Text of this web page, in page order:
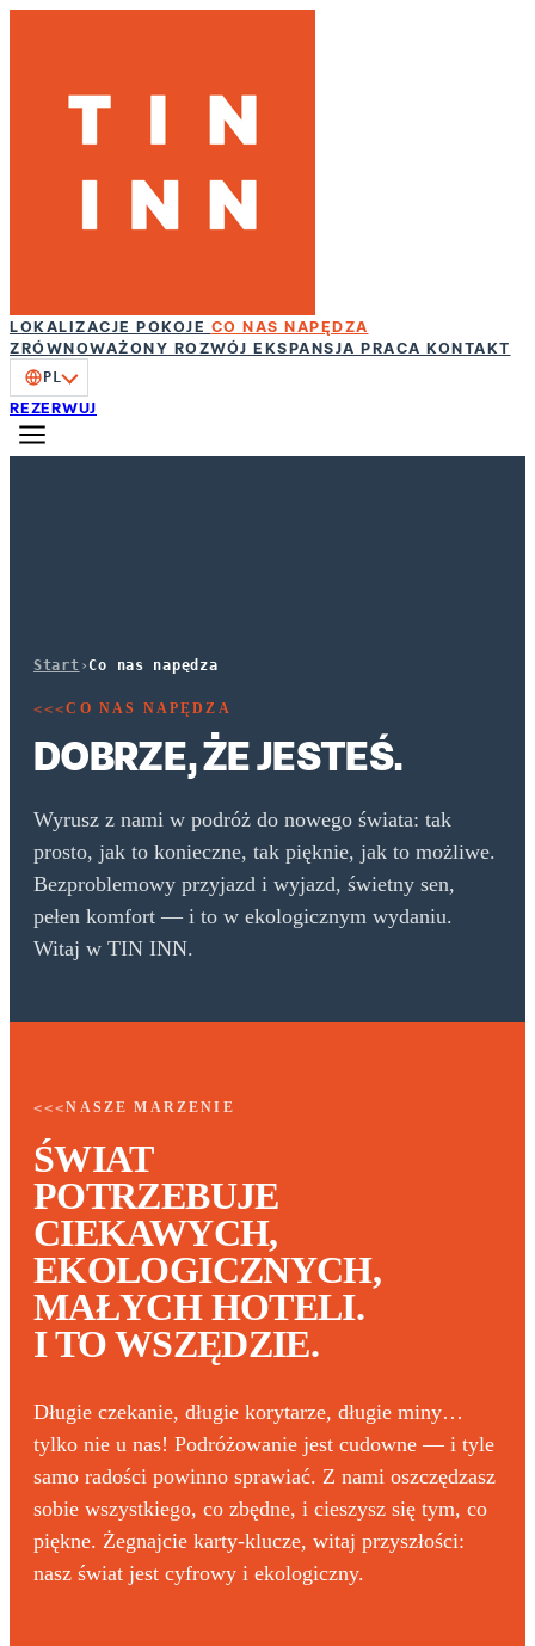
LOKALIZACJE POKOJE CO NAS NAPĘDZA
ZRÓWNOWAŻONY ROZWÓJ EKSPANSJA PRACA KONTAKT
PL
REZERWUJ
Start › Co nas napędza
<<<CO NAS NAPĘDZA
DOBRZE, ŻE JESTEŚ.
Wyrusz z nami w podróż do nowego świata: tak
prosto, jak to konieczne, tak pięknie, jak to możliwe.
Bezproblemowy przyjazd i wyjazd, świetny sen,
pełen komfort — i to w ekologicznym wydaniu.
Witaj w TIN INN.
<<<NASZE MARZENIE
ŚWIAT
POTRZEBUJE
CIEKAWYCH,
EKOLOGICZNYCH,
MAŁYCH HOTELI.
I TO WSZĘDZIE.
Długie czekanie, długie korytarze, długie miny…
tylko nie u nas! Podróżowanie jest cudowne — i tyle
samo radości powinno sprawiać. Z nami oszczędzasz
sobie wszystkiego, co zbędne, i cieszysz się tym, co
piękne. Żegnajcie karty-klucze, witaj przyszłości:
nasz świat jest cyfrowy i ekologiczny.